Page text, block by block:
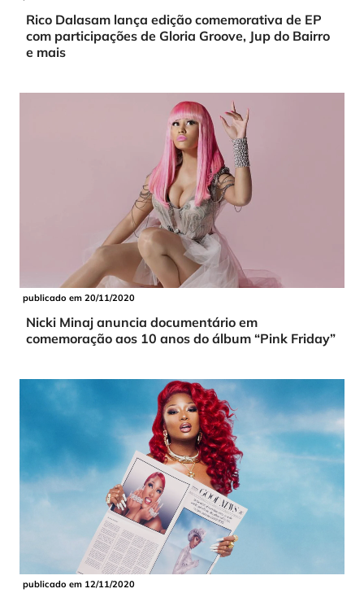
Rico Dalasam lança edição comemorativa de EP
com participações de Gloria Groove, Jup do Bairro
e mais
publicado em 20/11/2020
Nicki Minaj anuncia documentário em
comemoração aos 10 anos do álbum “Pink Friday”
publicado em 12/11/2020